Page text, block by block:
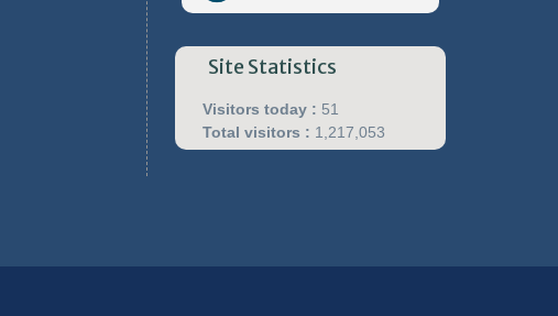
Site Statistics
Visitors today : 51
Total visitors : 1,217,053